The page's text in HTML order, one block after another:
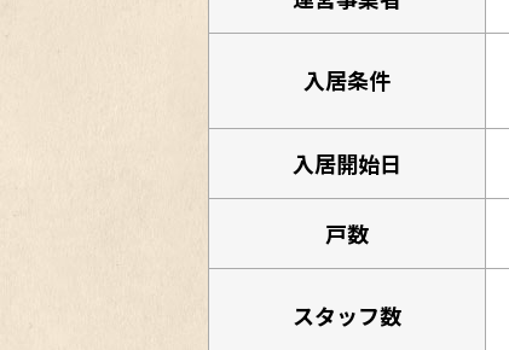
入居条件
入居開始日
戸数
スタッフ数